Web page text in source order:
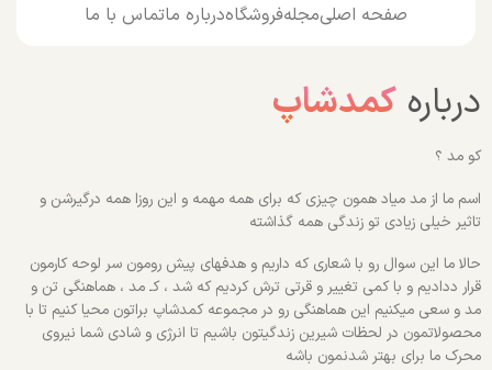
صفحه اصلیمجلهفروشگاهدرباره ماتماس با ما
درباره کمدشاپ
کو مد ؟
اسم ما از مد میاد همون چیزی که برای همه مهمه و این روزا همه درگیرشن و
تاثیر خیلی زیادی تو زندگی همه گذاشته
حالا ما این سوال رو با شعاری که داریم و هدفهای پیش رومون سر لوحه کارمون
قرار ددادیم و با کمی تغییر و قرتی ترش کردیم که شد ، کـ مد ، هماهنگی تن و
مد و سعی میکنیم این هماهنگی رو در مجموعه کمدشاپ براتون محیا کنیم تا با
محصولاتمون در لحظات شیرین زندگیتون باشیم تا انرژی و شادی شما نیروی
محرک ما برای بهتر شدنمون باشه